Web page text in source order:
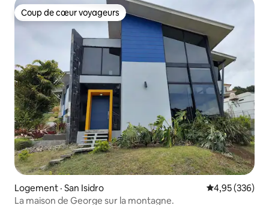
Coup de cœur voyageurs
Coup de cœur voyageurs
Logement · San Isidro Note
4,95 (336)
La maison de George sur la montagne.